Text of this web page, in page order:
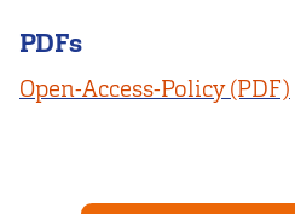
PDFs
Open-Access-Policy